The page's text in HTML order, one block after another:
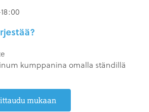
kumppanina omalla ständillä
mukaan